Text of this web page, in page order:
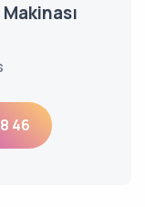
46